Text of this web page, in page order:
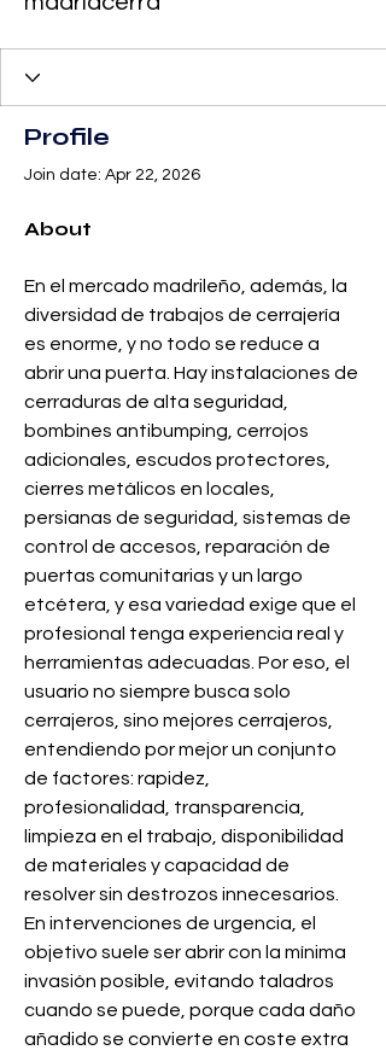
Profile
Join date: Apr 22, 2026
About
En el mercado madrileño, además, la
diversidad de trabajos de cerrajería
es enorme, y no todo se reduce a
abrir una puerta. Hay instalaciones de
cerraduras de alta seguridad,
bombines antibumping, cerrojos
adicionales, escudos protectores,
cierres metálicos en locales,
persianas de seguridad, sistemas de
control de accesos, reparación de
puertas comunitarias y un largo
etcétera, y esa variedad exige que el
profesional tenga experiencia real y
herramientas adecuadas. Por eso, el
usuario no siempre busca solo
cerrajeros, sino mejores cerrajeros,
entendiendo por mejor un conjunto
de factores: rapidez,
profesionalidad, transparencia,
limpieza en el trabajo, disponibilidad
de materiales y capacidad de
resolver sin destrozos innecesarios.
En intervenciones de urgencia, el
objetivo suele ser abrir con la mínima
invasión posible, evitando taladros
cuando se puede, porque cada daño
añadido se convierte en coste extra